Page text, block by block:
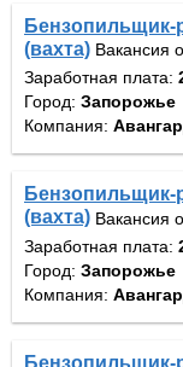
Бензопильщик-
(вахта) Вакансия
Заработная плата:
Город: Запорожье
Компания:
Бензопильщик-
(вахта) Вакансия
Заработная плата:
Город: Запорожье
Компания: